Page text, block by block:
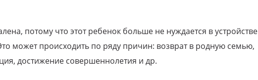
потому что этот ребенок больше не нуждается в устройстве
может происходить по ряду причин: возврат в родную семью,
достижение совершеннолетия и др.